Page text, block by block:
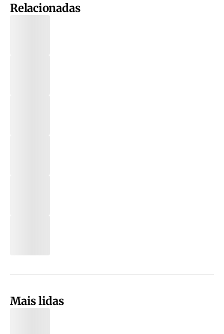
Relacionadas
Mais lidas